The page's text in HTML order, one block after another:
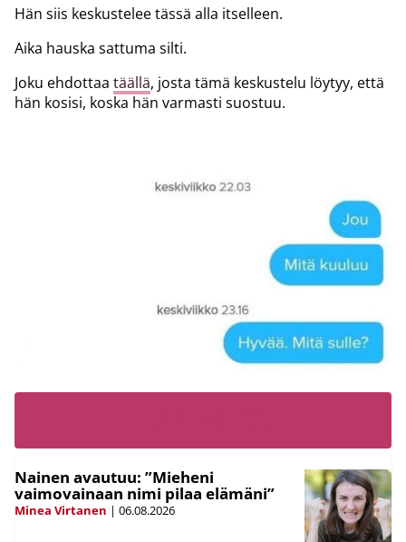
Hän siis keskustelee tässä alla itselleen.
Aika hauska sattuma silti.
Joku ehdottaa täällä, josta tämä keskustelu löytyy, että
hän kosisi, koska hän varmasti suostuu.
Nainen avautuu: ”Mieheni
vaimovainaan nimi pilaa elämäni”
Minea Virtanen | 06.08.2026